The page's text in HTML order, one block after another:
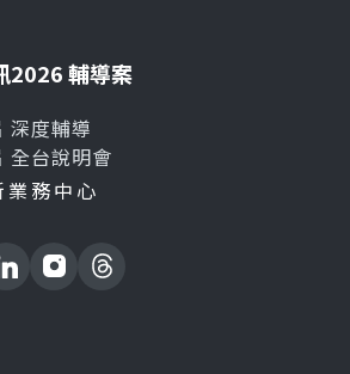
2026 輔導案
深度輔導
全台說明會
業務中心